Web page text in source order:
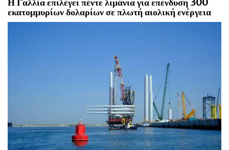
εκατομμυρίων δολαρίων σε πλωτή αιολική ενέργεια